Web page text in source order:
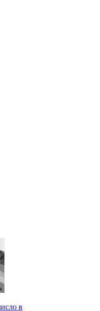
в